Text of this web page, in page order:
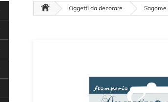
Oggetti da decorare Sagome